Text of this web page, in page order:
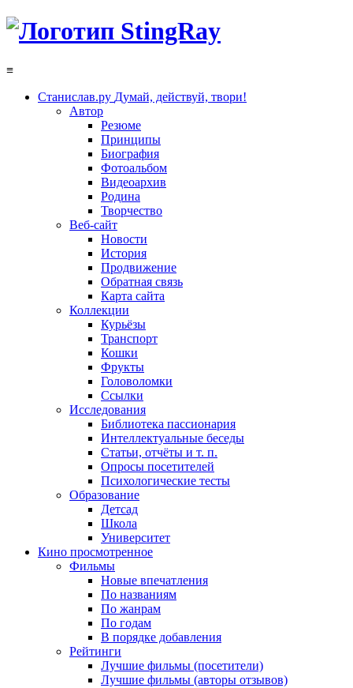
≡
Станислав.ру Думай, действуй, твори!
Автор
Резюме
Принципы
Биография
Фотоальбом
Видеоархив
Родина
Творчество
Веб-сайт
Новости
История
Продвижение
Обратная связь
Карта сайта
Коллекции
Курьёзы
Транспорт
Кошки
Фрукты
Головоломки
Ссылки
Исследования
Библиотека пассионария
Интеллектуальные беседы
Статьи, отчёты и т. п.
Опросы посетителей
Психологические тесты
Образование
Детсад
Школа
Университет
Кино просмотренное
Фильмы
Новые впечатления
По названиям
По жанрам
По годам
В порядке добавления
Рейтинги
Лучшие фильмы (посетители)
Лучшие фильмы (авторы отзывов)